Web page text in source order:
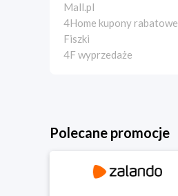
Mall.pl
4Home kupony rabatowe
Fiszki
4F wyprzedaże
Polecane promocje